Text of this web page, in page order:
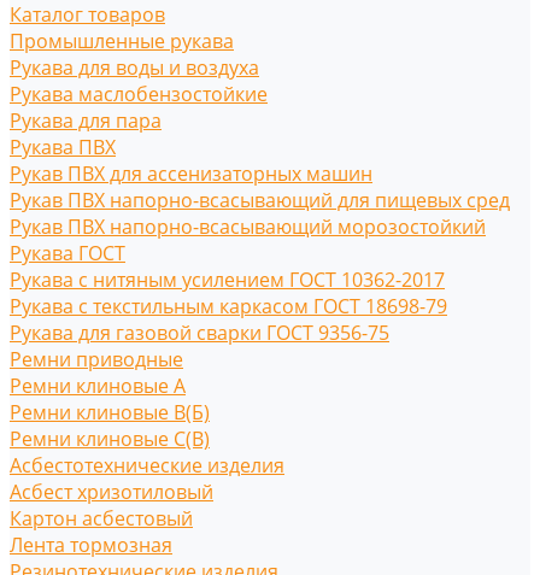
Каталог товаров
Промышленные рукава
Рукава для воды и воздуха
Рукава маслобензостойкие
Рукава для пара
Рукава ПВХ
Рукав ПВХ для ассенизаторных машин
Рукав ПВХ напорно-всасывающий для пищевых сред
Рукав ПВХ напорно-всасывающий морозостойкий
Рукава ГОСТ
Рукава с нитяным усилением ГОСТ 10362-2017
Рукава с текстильным каркасом ГОСТ 18698-79
Рукава для газовой сварки ГОСТ 9356-75
Ремни приводные
Ремни клиновые A
Ремни клиновые В(Б)
Ремни клиновые С(B)
Асбестотехнические изделия
Асбест хризотиловый
Картон асбестовый
Лента тормозная